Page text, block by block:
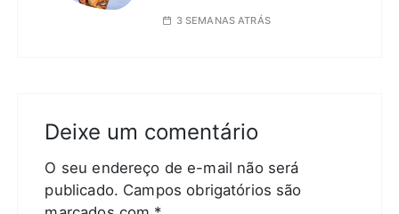
3 SEMANAS ATRÁS
Deixe um comentário
O seu endereço de e-mail não será
publicado. Campos obrigatórios são